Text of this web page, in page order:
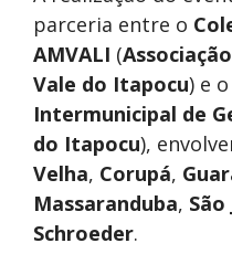
parceria entre o
AMVALI (
Vale do Itapocu) e o
Intermunicipal de
do Itapocu),
Velha, Corupá,
Massaranduba,
Schroeder.